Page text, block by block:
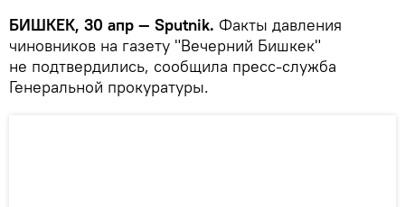
БИШКЕК, 30 апр — Sputnik. Факты давления
чиновников на газету "Вечерний Бишкек"
не подтвердились, сообщила пресс-служба
Генеральной прокуратуры.